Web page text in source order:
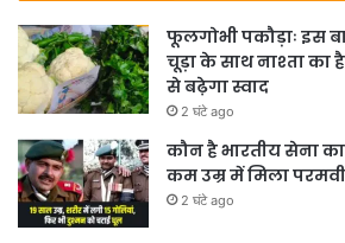
फूलगोभी पकौड़ाः इस
चूड़ा के साथ नाश्ता का
से बढ़ेगा स्वाद
2 घंटे ago
कौन है भारतीय सेना
कम उम्र में मिला
2 घंटे ago